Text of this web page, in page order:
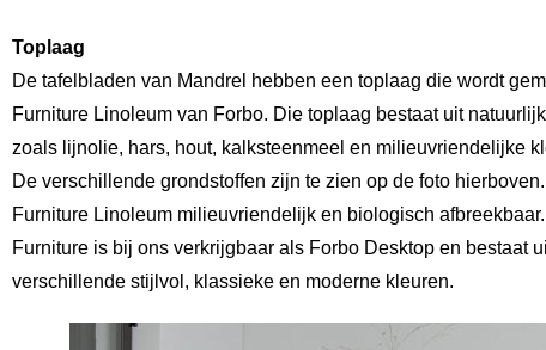
Toplaag
De tafelbladen van Mandrel hebben een toplaag die wordt
Furniture Linoleum van Forbo. Die toplaag bestaat uit
zoals lijnolie, hars, hout, kalksteenmeel en milieuvriendelijke
De verschillende grondstoffen zijn te zien op de foto
Furniture Linoleum milieuvriendelijk en biologisch
Furniture is bij ons verkrijgbaar als Forbo Desktop en bestaat
verschillende stijlvol, klassieke en moderne kleuren.